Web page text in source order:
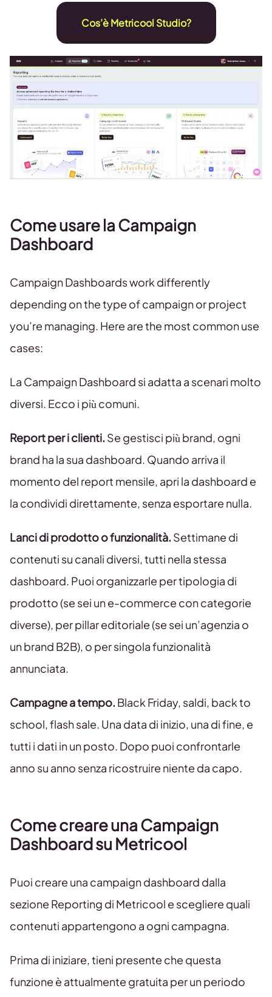
Cos’è Metricool Studio?
Come usare la Campaign
Dashboard
Campaign Dashboards work differently
depending on the type of campaign or project
you’re managing. Here are the most common use
cases:
La Campaign Dashboard si adatta a scenari molto
diversi. Ecco i più comuni.
Report per i clienti. Se gestisci più brand, ogni
brand ha la sua dashboard. Quando arriva il
momento del report mensile, apri la dashboard e
la condividi direttamente, senza esportare nulla.
Lanci di prodotto o funzionalità. Settimane di
contenuti su canali diversi, tutti nella stessa
dashboard. Puoi organizzarle per tipologia di
prodotto (se sei un e-commerce con categorie
diverse), per pillar editoriale (se sei un’agenzia o
un brand B2B), o per singola funzionalità
annunciata.
Campagne a tempo. Black Friday, saldi, back to
school, flash sale. Una data di inizio, una di fine, e
tutti i dati in un posto. Dopo puoi confrontarle
anno su anno senza ricostruire niente da capo.
Come creare una Campaign
Dashboard su Metricool
Puoi creare una campaign dashboard dalla
sezione Reporting di Metricool e scegliere quali
contenuti appartengono a ogni campagna.
Prima di iniziare, tieni presente che questa
funzione è attualmente gratuita per un periodo